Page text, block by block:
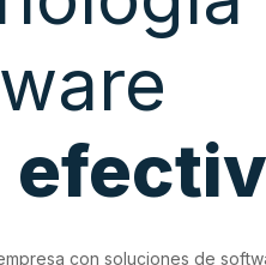
con soluciones de
que